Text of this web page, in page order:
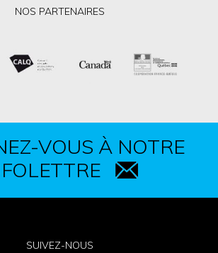
NOS PARTENAIRES
VOUS À NOTRE
SUIVEZ-NOUS